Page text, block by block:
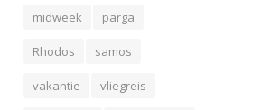
midweek parga
Rhodos samos
vakantie vliegreis